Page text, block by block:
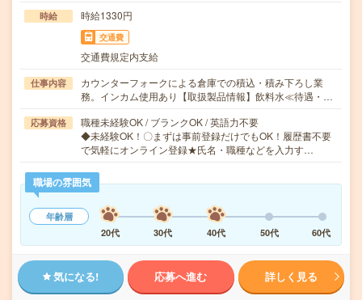
時給 時給1330円
交通費
交通費規定内支給
仕事内容
カウンターフォークによる倉庫での積込・積み下ろし業
務。インカム使用あり【取扱製品情報】飲料水≪待遇・…
応募資格
職種未経験OK / ブランクOK / 英語力不要
◆未経験OK！〇まずは事前登録だけでもOK！履歴書不要
で気軽にオンライン登録★氏名・職種などを入力す…
職場の雰囲気
年齢層
20代
30代 40代 50代 60代
気になる! 応募へ進む 詳しく見る